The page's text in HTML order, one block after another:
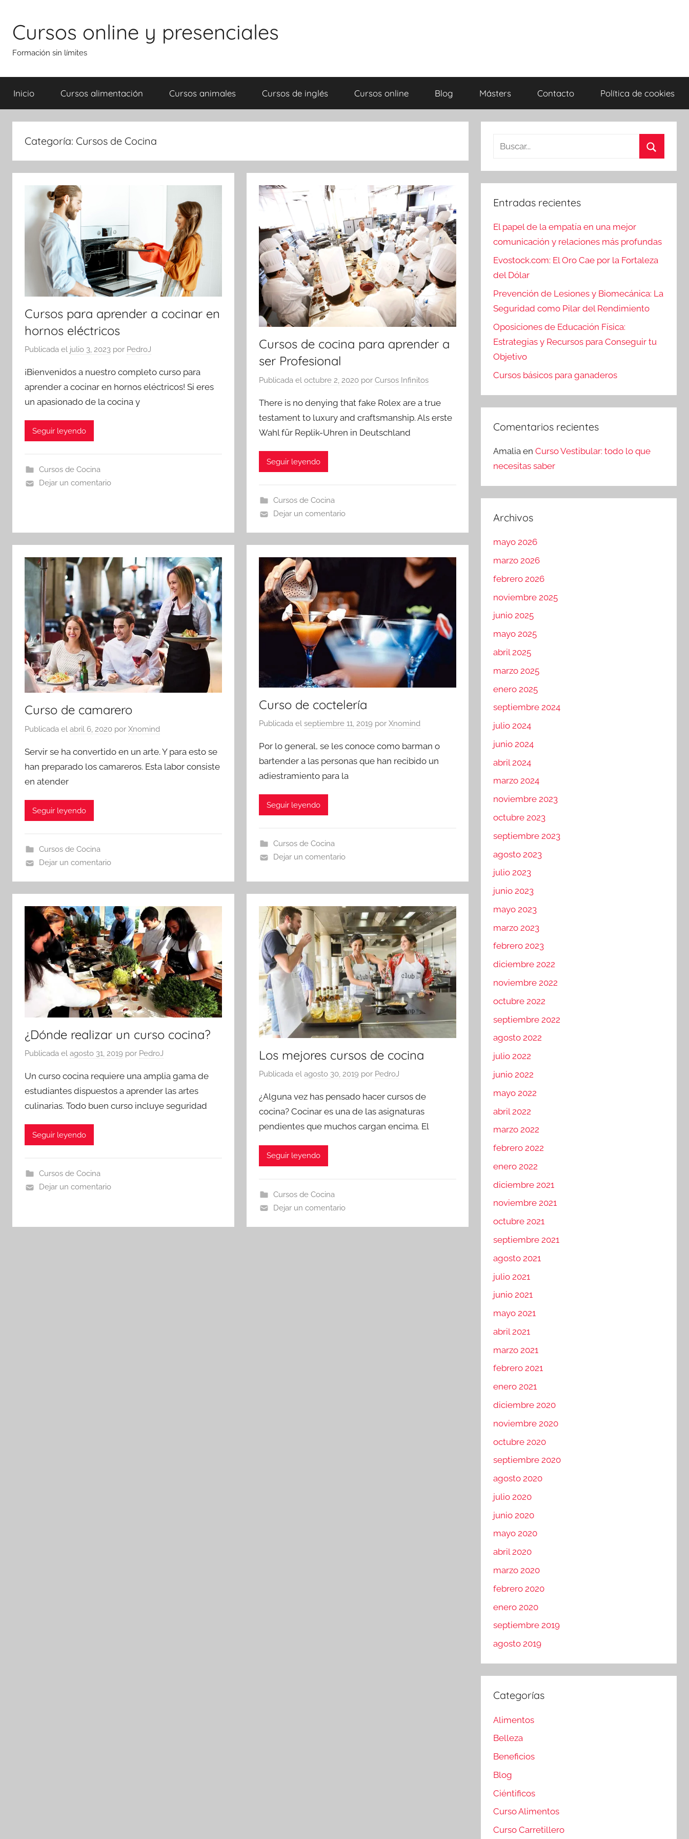
contenido
Cursos online y presenciales
Formación sin límites
Inicio Cursos alimentación Cursos animales Cursos de inglés Cursos online Blog Másters Contacto Política de cookies
Categoría: Cursos de Cocina
Cursos para aprender a cocinar en
hornos eléctricos
Publicada el julio 3, 2023 por PedroJ
¡Bienvenidos a nuestro completo curso para
aprender a cocinar en hornos eléctricos! Si eres
un apasionado de la cocina y
Seguir leyendo
Cursos de Cocina
Dejar un comentario
Cursos de cocina para aprender a
ser Profesional
Publicada eloctubre 2, 2020 porCursos Infinitos
There is no denying that fake Rolex are a true
testament to luxury and craftsmanship. Als erste
Wahl für Replik-Uhren in Deutschland
Seguir leyendo
Cursos de Cocina
Dejar un comentario
Curso de camarero
Publicada el abril 6, 2020 por Xnomind
Servir se ha convertido en un arte. Y para esto se
han preparado los camareros. Esta labor consiste
en atender
Seguir leyendo
Cursos de Cocina
Dejar un comentario
Curso de coctelería
Publicada elseptiembre 11, 2019 porXnomind
Por lo general, se les conoce como barman o
bartender a las personas que han recibido un
adiestramiento para la
Seguir leyendo
Cursos de Cocina
Dejar un comentario
¿Dónde realizar un curso cocina?
Publicada el agosto 31, 2019 por PedroJ
Un curso cocina requiere una amplia gama de
estudiantes dispuestos a aprender las artes
culinarias. Todo buen curso incluye seguridad
Seguir leyendo
Cursos de Cocina
Dejar un comentario
Los mejores cursos de cocina
Publicada elagosto 30, 2019 por PedroJ
¿Alguna vez has pensado hacer cursos de
cocina? Cocinar es una de las asignaturas
pendientes que muchos cargan encima. El
Seguir leyendo
Cursos de Cocina
Dejar un comentario
Entradas recientes
El papel de la empatía en una mejor
comunicación y relaciones más profundas
Evostock.com: El Oro Cae por la Fortaleza
del Dólar
Prevención de Lesiones y Biomecánica: La
Seguridad como Pilar del Rendimiento
Oposiciones de Educación Física:
Estrategias y Recursos para Conseguir tu
Objetivo
Cursos básicos para ganaderos
Comentarios recientes
Amalia enCurso Vestibular: todo lo que
necesitas saber
Archivos
mayo 2026
marzo 2026
febrero 2026
noviembre 2025
junio 2025
mayo 2025
abril 2025
marzo 2025
enero 2025
septiembre 2024
julio 2024
junio 2024
abril 2024
marzo 2024
noviembre 2023
octubre 2023
septiembre 2023
agosto 2023
julio 2023
junio 2023
mayo 2023
marzo 2023
febrero 2023
diciembre 2022
noviembre 2022
octubre 2022
septiembre 2022
agosto 2022
julio 2022
junio 2022
mayo 2022
abril 2022
marzo 2022
febrero 2022
enero 2022
diciembre 2021
noviembre 2021
octubre 2021
septiembre 2021
agosto 2021
julio 2021
junio 2021
mayo 2021
abril 2021
marzo 2021
febrero 2021
enero 2021
diciembre 2020
noviembre 2020
octubre 2020
septiembre 2020
agosto 2020
julio 2020
junio 2020
mayo 2020
abril 2020
marzo 2020
febrero 2020
enero 2020
septiembre 2019
agosto 2019
Categorías
Alimentos
Belleza
Beneficios
Blog
Ciéntificos
Curso Alimentos
Curso Carretillero